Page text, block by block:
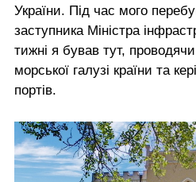
України. Під час мого
заступника Міністра
тижні я бував тут,
морської галузі країни та
портів.